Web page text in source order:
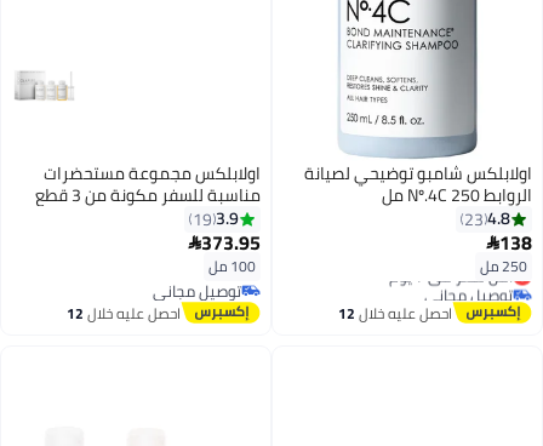
اولابلكس شامبو توضيحي لصيانة
الروابط Nº.4C 250 مل
4.8
23
138
250 ملأقل سعر في 7 يوم
توصيل مجاني
أقل سعر في 7 يوماحصل عليه خلال12
اولابلكس مجموعة مستحضرات
مناسبة للسفر مكونة من 3 قطع
أبيض 100ملليلتر
3.9
19
373.95
100 مل
توصيل مجاني
توصيل مجانياحصل عليه خلال12